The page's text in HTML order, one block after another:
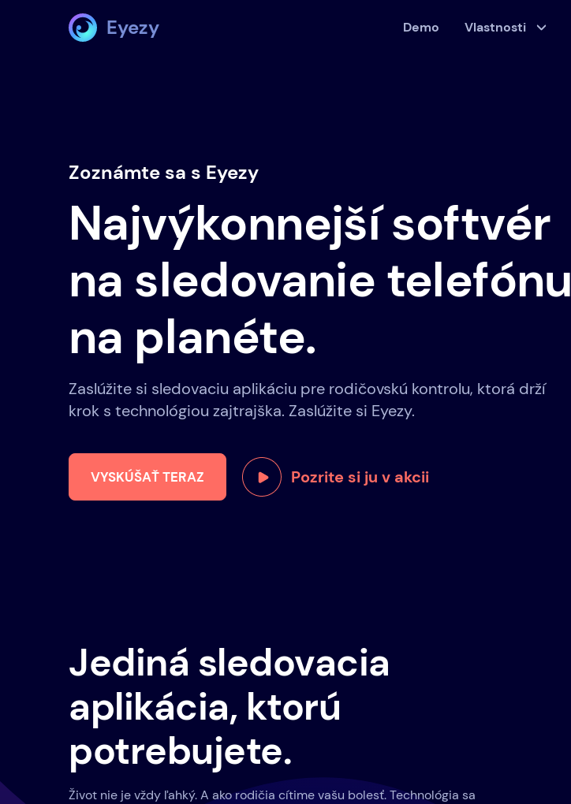
Eyezy Demo Vlastnosti
Zoznámte sa s Eyezy
Najvýkonnejší softvér
na sledovanie telefónu
na planéte.
Zaslúžite si sledovaciu aplikáciu pre rodičovskú kontrolu, ktorá drží
krok s technológiou zajtrajška. Zaslúžite si Eyezy.
VYSKÚŠAŤ TERAZ Pozrite si ju v akcii
Jediná sledovacia
aplikácia, ktorú
potrebujete.
Život nie je vždy ľahký. A ako rodičia cítime vašu bolesť. Technológia sa